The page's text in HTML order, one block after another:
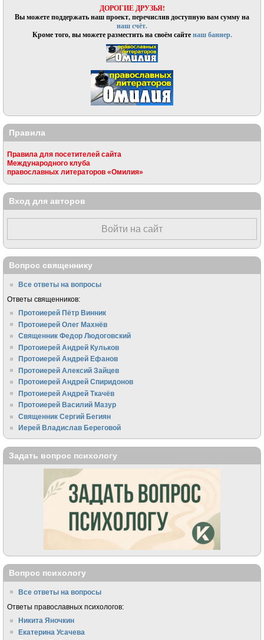
ДОРОГИЕ ДРУЗЬЯ!
Вы можете поддержать наш проект, перечислив доступную вам сумму на
наш счёт.
Кроме того, вы можете разместить на своём сайтенаш баннер.
Правила
Правила для посетителей сайта
Международного клуба
православных литераторов «Омилия»
Вход для авторов
Войти на сайт
Вопрос священнику
Все ответы на вопросы
Ответы священников:
Протоиерей Пётр Винник
Протоиерей Олег Махнёв
Священник Федор Людоговский
Протоиерей Андрей Кульков
Протоиерей Андрей Ефанов
Протоиерей Алексий Зайцев
Протоиерей Андрей Спиридонов
Протоиерей Андрей Ткачёв
Протоиерей Василий Мазур
Священник Сергий Бегиян
Иерей Владислав Береговой
Задать вопрос психологу
Вопрос психологу
Все ответы на вопросы
Ответы православных психологов:
Никита Яночкин
Екатерина Усачева